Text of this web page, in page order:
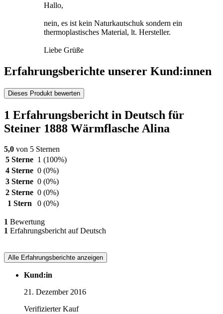
Hallo,
nein, es ist kein Naturkautschuk sondern ein
thermoplastisches Material, lt. Hersteller.
Liebe Grüße
Erfahrungsberichte unserer Kund:innen
Dieses Produkt bewerten
1 Erfahrungsbericht in Deutsch für
Steiner 1888 Wärmflasche Alina
5,0 von 5 Sternen
5 Sterne 1 (100%)
4 Sterne 0 (0%)
3 Sterne 0 (0%)
2 Sterne 0 (0%)
1 Stern
0 (0%)
1 Bewertung
1 Erfahrungsbericht auf Deutsch
Alle Erfahrungsberichte anzeigen
Kund:in
21. Dezember 2016
Verifizierter Kauf